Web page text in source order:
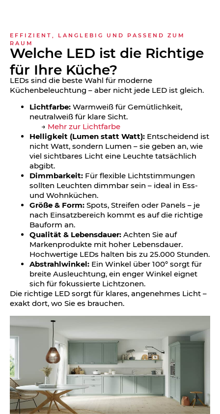
EFFIZIENT, LANGLEBIG UND PASSEND ZUM
RAUM
Welche LED ist die Richtige
für Ihre Küche?
LEDs sind die beste Wahl für moderne
Küchenbeleuchtung – aber nicht jede LED ist gleich.
Lichtfarbe: Warmweiß für Gemütlichkeit,
neutralweiß für klare Sicht.
→ Mehr zur Lichtfarbe
Helligkeit (Lumen statt Watt): Entscheidend ist
nicht Watt, sondern Lumen – sie geben an, wie
viel sichtbares Licht eine Leuchte tatsächlich
abgibt.
Dimmbarkeit: Für flexible Lichtstimmungen
sollten Leuchten dimmbar sein – ideal in Ess-
und Wohnküchen.
Größe & Form: Spots, Streifen oder Panels – je
nach Einsatzbereich kommt es auf die richtige
Bauform an.
Qualität & Lebensdauer: Achten Sie auf
Markenprodukte mit hoher Lebensdauer.
Hochwertige LEDs halten bis zu 25.000 Stunden.
Abstrahlwinkel: Ein Winkel über 100° sorgt für
breite Ausleuchtung, ein enger Winkel eignet
sich für fokussierte Lichtzonen.
Die richtige LED sorgt für klares, angenehmes Licht –
exakt dort, wo Sie es brauchen.